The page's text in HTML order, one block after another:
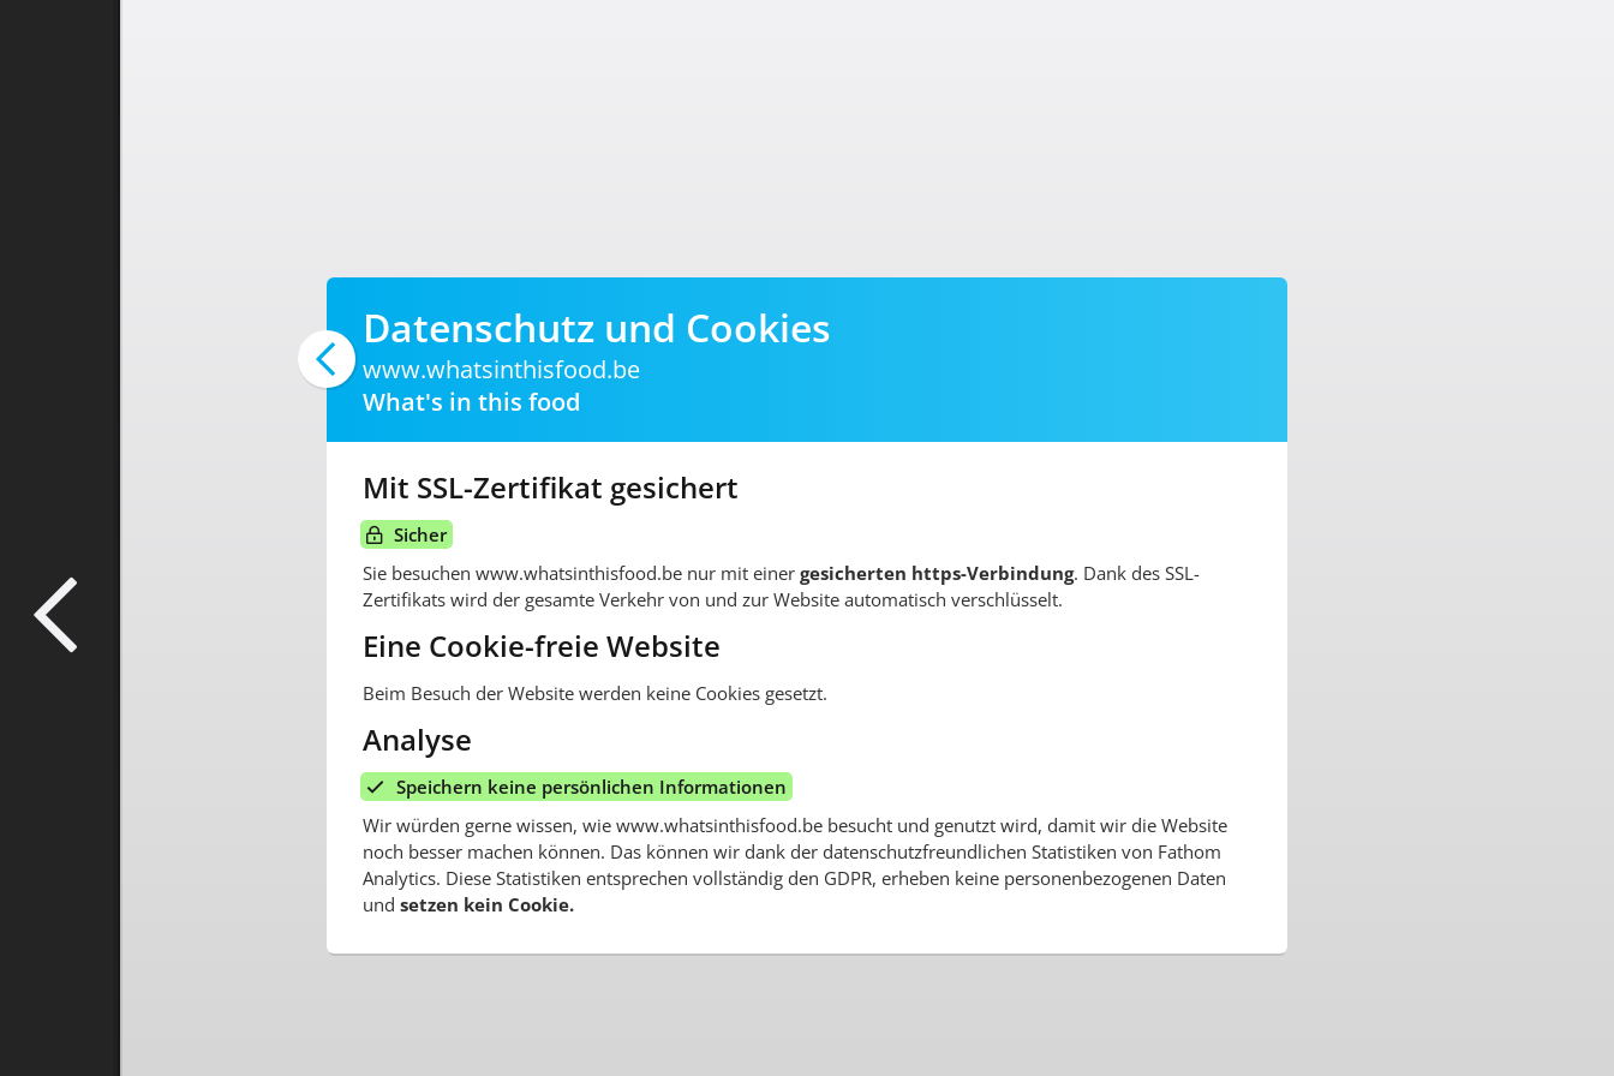
Datenschutz und Cookies
www.whatsinthisfood.be
What's in this food
Mit SSL-Zertifikat gesichert
Sicher
Sie besuchen www.whatsinthisfood.be nur mit einer gesicherten https-Verbindung. Dank des SSL-
Zertifikats wird der gesamte Verkehr von und zur Website automatisch verschlüsselt.
Eine Cookie-freie Website
Beim Besuch der Website werden keine Cookies gesetzt.
Analyse
Speichern keine persönlichen Informationen
Wir würden gerne wissen, wie www.whatsinthisfood.be besucht und genutzt wird, damit wir die Website
noch besser machen können. Das können wir dank der datenschutzfreundlichen Statistiken von Fathom
Analytics. Diese Statistiken entsprechen vollständig den GDPR, erheben keine personenbezogenen Daten
und setzen kein Cookie.